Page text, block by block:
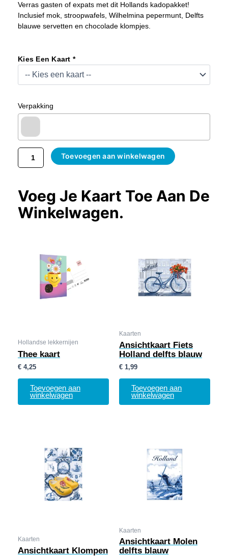
Verras gasten of expats met dit Hollands kadopakket!
Inclusief mok, stroopwafels, Wilhelmina pepermunt, Delfts
blauwe servetten en chocolade klompjes.
Kies Een Kaart *
Verpakking
Welkomstpakket
–
Typisch
Nederlands
Aantal
Toevoegen aan winkelwagen
Voeg Je Kaart Toe Aan De
Winkelwagen.
Hollandse lekkernijen
Thee kaart
€ 4,25
Toevoegen aan
winkelwagen
Kaarten
Ansichtkaart Fiets
Holland delfts blauw
€ 1,99
Toevoegen aan
winkelwagen
Kaarten
Ansichtkaart Klompen
Kaarten
Ansichtkaart Molen
delfts blauw